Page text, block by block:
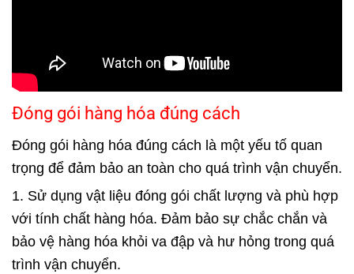
Đóng gói hàng hóa đúng cách
Đóng gói hàng hóa đúng cách là một yếu tố quan
trọng để đảm bảo an toàn cho quá trình vận chuyển.
1. Sử dụng vật liệu đóng gói chất lượng và phù hợp
với tính chất hàng hóa. Đảm bảo sự chắc chắn và
bảo vệ hàng hóa khỏi va đập và hư hỏng trong quá
trình vận chuyển.